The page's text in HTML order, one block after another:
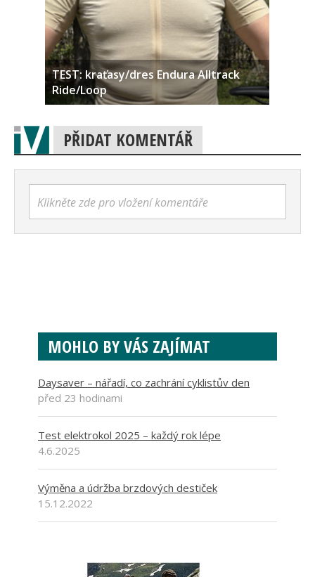
TEST: kraťasy/dres Endura Alltrack
Ride/Loop
PŘIDAT KOMENTÁŘ
Klikněte zde pro vložení komentáře
MOHLO BY VÁS ZAJÍMAT
Daysaver – nářadí, co zachrání cyklistův den
před 23 hodinami
Test elektrokol 2025 – každý rok lépe
4.6.2025
Výměna a údržba brzdových destiček
15.12.2022